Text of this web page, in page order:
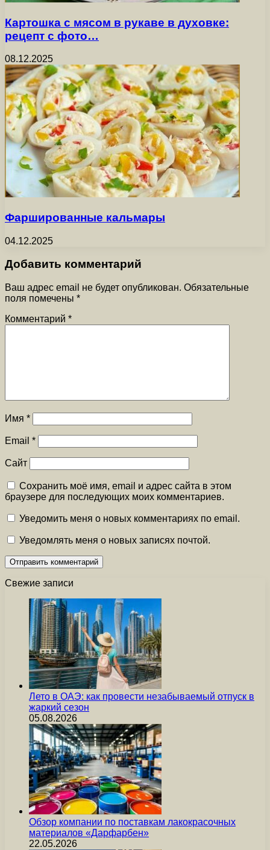
Картошка с мясом в рукаве в духовке:
рецепт с фото…
08.12.2025
Фаршированные кальмары
04.12.2025
Добавить комментарий
Ваш адрес email не будет опубликован. Обязательные
поля помечены *
Комментарий *
Имя *
Email *
Сайт
Сохранить моё имя, email и адрес сайта в этом
браузере для последующих моих комментариев.
Уведомить меня о новых комментариях по email.
Уведомлять меня о новых записях почтой.
Свежие записи
Лето в ОАЭ: как провести незабываемый отпуск в
жаркий сезон
05.08.2026
Обзор компании по поставкам лакокрасочных
материалов «Дарфарбен»
22.05.2026